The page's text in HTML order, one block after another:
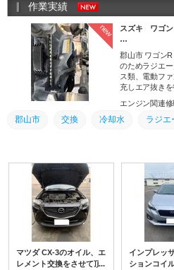
作業実績
new
スズキ ワゴ
…
郡山市 ワゴン
のためラジエ
ス類、電動フ
充しエア抜き
エンジン関連
郡山市 交換 冷却水 ラジエ
マツダ CX-3のオイル、エ
レメント交換をさせて頂
インプレッ
ションコイ